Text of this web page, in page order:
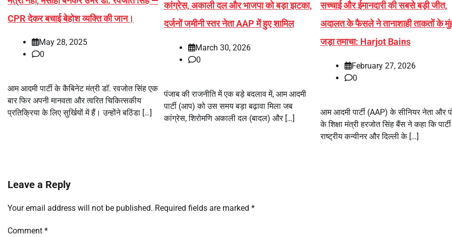
CPR देकर बचाई बेहोश व्यक्ति की जान।
May 28, 2025
0
आम आदमी पार्टी के कैबिनेट मंत्री डॉ. रवजोत सिंह एक
बार फिर अपनी मानवता और त्वरित चिकित्सकीय
प्रतिक्रिया के लिए सुर्खियों में हैं। उन्होंने बठिंडा […]
कांग्रेस, अकाली दल और भाजपा को बड़ा झटका,
दर्जनों जमीनी स्तर नेता AAP में हुए शामिल
March 30, 2026
0
पंजाब की राजनीति में एक बड़े बदलाव में, आम आदमी
पार्टी (आप) को उस समय बड़ा बढ़ावा मिला जब
कांग्रेस, शिरोमणि अकाली दल (बादल) और […]
सच्चाई और ईमानदारी की सबसे बड़ी जीत,
अदालत के फैसले ने तानाशाही ताकतों के
जड़ा तमाचा: Harjot Bains
February 27, 2026
0
आम आदमी पार्टी (AAP) के सीनियर नेता और
के शिक्षा मंत्री हरजोत सिंह बैंस ने कहा कि
राष्ट्रीय कन्वीनर और दिल्ली के […]
Leave a Reply
Your email address will not be published. Required fields are marked *
Comment *